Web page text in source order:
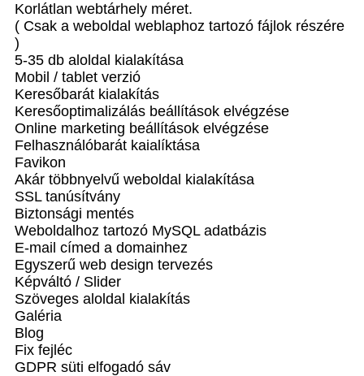
Korlátlan webtárhely méret.
( Csak a weboldal weblaphoz tartozó fájlok részére
)
5-35 db aloldal kialakítása
Mobil / tablet verzió
Keresőbarát kialakítás
Keresőoptimalizálás beállítások elvégzése
Online marketing beállítások elvégzése
Felhasználóbarát kaialíktása
Favikon
Akár többnyelvű weboldal kialakítása
SSL tanúsítvány
Biztonsági mentés
Weboldalhoz tartozó MySQL adatbázis
E-mail címed a domainhez
Egyszerű web design tervezés
Képváltó / Slider
Szöveges aloldal kialakítás
Galéria
Blog
Fix fejléc
GDPR süti elfogadó sáv